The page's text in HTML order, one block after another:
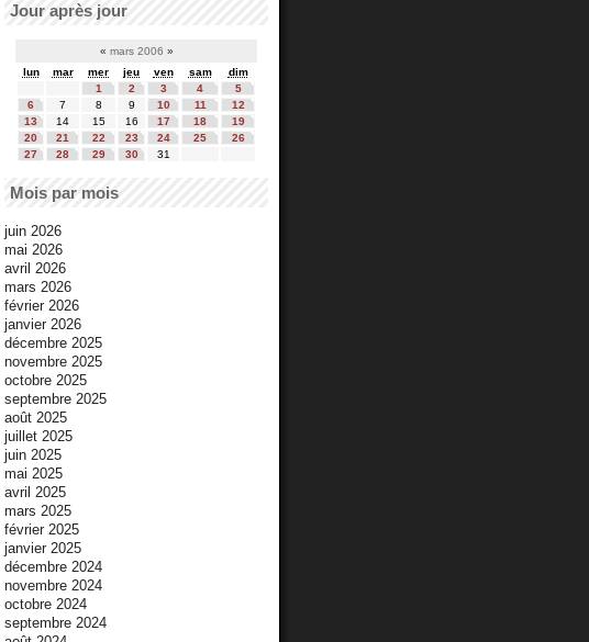
Jour après jour
« mars 2006 »
lun
mar mer jeu ven sam
dim
1
2 3 4
5
6
7 8 9 10 11
12
13
14 15 16 17 18
19
20
21 22 23 24 25
26
27
28 29 30 31
Mois par mois
juin 2026
mai 2026
avril 2026
mars 2026
février 2026
janvier 2026
décembre 2025
novembre 2025
octobre 2025
septembre 2025
août 2025
juillet 2025
juin 2025
mai 2025
avril 2025
mars 2025
février 2025
janvier 2025
décembre 2024
novembre 2024
octobre 2024
septembre 2024